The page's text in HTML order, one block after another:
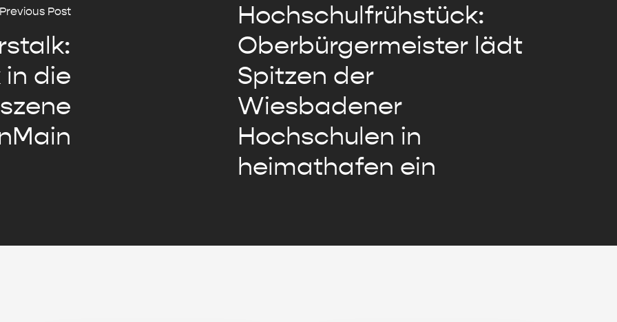
Previous Post
in die
Hochschulfrühstück:
Oberbürgermeister lädt
Spitzen der
Wiesbadener
Hochschulen in
heimathafen ein